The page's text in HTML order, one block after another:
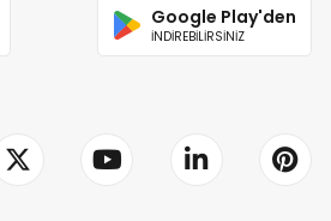
Google Play'den
İNDİREBİLİRSİNİZ